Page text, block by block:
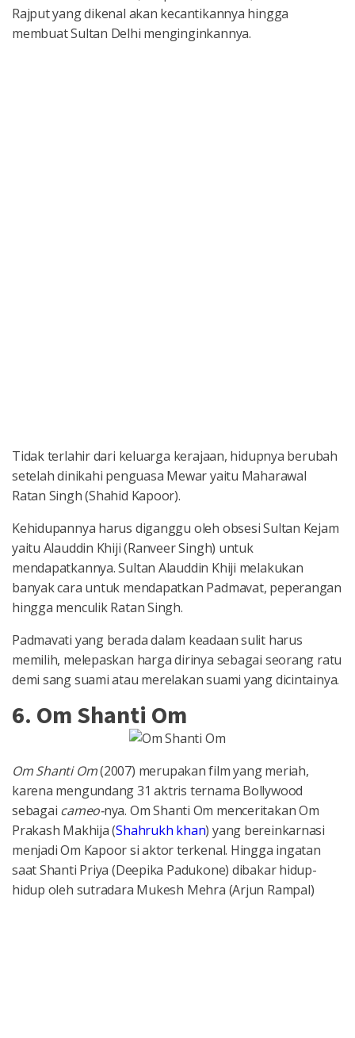
Rajput yang dikenal akan kecantikannya hingga
membuat Sultan Delhi menginginkannya.
Tidak terlahir dari keluarga kerajaan, hidupnya berubah
setelah dinikahi penguasa Mewar yaitu Maharawal
Ratan Singh (Shahid Kapoor).
Kehidupannya harus diganggu oleh obsesi Sultan Kejam
yaitu Alauddin Khiji (Ranveer Singh) untuk
mendapatkannya. Sultan Alauddin Khiji melakukan
banyak cara untuk mendapatkan Padmavat, peperangan
hingga menculik Ratan Singh.
Padmavati yang berada dalam keadaan sulit harus
memilih, melepaskan harga dirinya sebagai seorang ratu
demi sang suami atau merelakan suami yang dicintainya.
6. Om Shanti Om
Om Shanti Om(2007) merupakan film yang meriah,
karena mengundang 31 aktris ternama Bollywood
sebagai cameo-nya. Om Shanti Om menceritakan Om
Prakash Makhija (Shahrukh khan) yang bereinkarnasi
menjadi Om Kapoor si aktor terkenal. Hingga ingatan
saat Shanti Priya (Deepika Padukone) dibakar hidup-
hidup oleh sutradara Mukesh Mehra (Arjun Rampal)